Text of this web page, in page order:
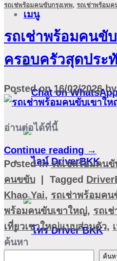
เมนู
รถเช่พร้อมคนขับกรุงเทพ, รถเช่าพร้อม
รถเช่าพร้อมคนขั
ครอบครัวสุดประ
Posted on16/02/2026 by
อ่านต่อได้ที่นี้
Continue reading →
Posted inรถเช่พร้อมคนขั
คนขขับ
Tagged
Khao Yai, รถเช่าพร้อมคน
พร้อมคนขับเขาใหญ่, รถเ
เที่ยวเขาใหญ่แบบส่วนตัว,
ค้นหา
ค้นห